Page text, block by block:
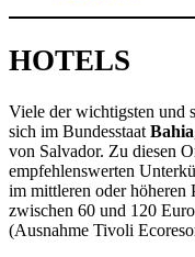
HOTELS
Viele der wichtigsten und
sich im Bundesstaat Bahia
von Salvador. Zu diesen
empfehlenswerten
im mittleren oder höheren
zwischen 60 und 120
(Ausnahme Tivoli